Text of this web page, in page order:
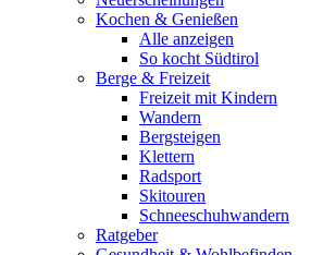
Kochen & Genießen
Alle anzeigen
So kocht Südtirol
Berge & Freizeit
Freizeit mit Kindern
Wandern
Bergsteigen
Klettern
Radsport
Skitouren
Schneeschuhwandern
Ratgeber